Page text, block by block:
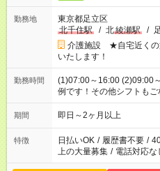
勤務地
東京都足立区
北千住駅
/ 北綾瀬駅 /
介護施設 ★自宅近くの
いたします！
勤務時間
(1)07:00～16:00 (2)09:00～
例です！その他シフトもご
期間 即日～2ヶ月以上
特徴 日払いOK / 履歴書不要 /
上の大量募集 / 電話対応な